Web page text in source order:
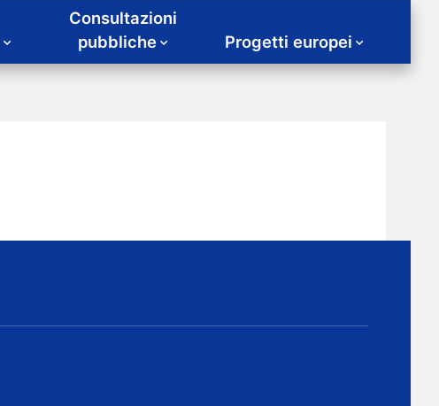
Consultazioni
pubbliche
Progetti europei